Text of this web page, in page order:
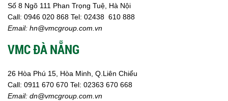
Số 8 Ngõ 111 Phan Trọng Tuệ, Hà Nội
Call: 0946 020 868 Tel: 02438 610 888
Email: hn@vmcgroup.com.vn
VMC ĐÀ NẴNG
26 Hòa Phú 15, Hòa Minh, Q.Liên Chiểu
Call: 0911 670 670 Tel: 02363 670 668
Email: dn@vmcgroup.com.vn